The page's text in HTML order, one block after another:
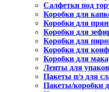
Салфетки под
Коробки для
Коробки для
Коробки для
Коробки для
Коробки для
Коробки для
Ленты для
Пакеты п/э для
Пакеты/коробки